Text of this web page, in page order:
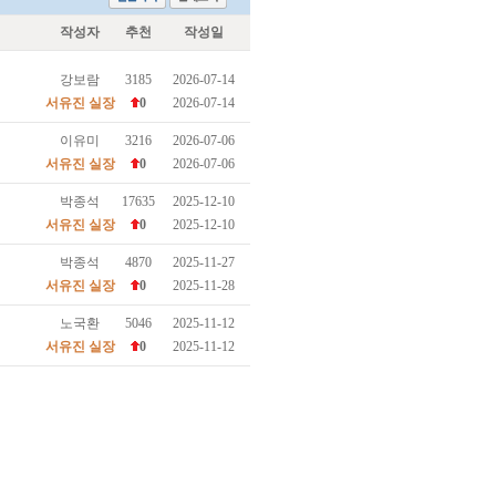
작성자 추천 작성일
강보람 3185
2026-07-14
서유진 실장
0 2026-07-14
이유미 3216
2026-07-06
서유진 실장
0 2026-07-06
박종석 17635
2025-12-10
서유진 실장
0 2025-12-10
박종석 4870
2025-11-27
서유진 실장
0 2025-11-28
노국환 5046
2025-11-12
서유진 실장
0 2025-11-12